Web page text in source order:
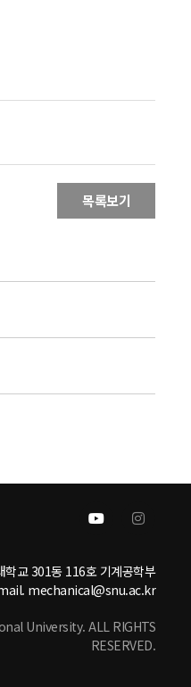
목록보기
교 301동 116호 기계공학부
mechanical@snu.ac.kr
University. ALL RIGHTS
RESERVED.